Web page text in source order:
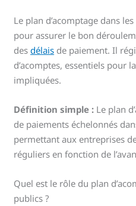
Le plan d’acomptage dans
pour assurer le bon
desdélais de paiement. Il
d’acomptes, essentiels pour
impliquées.
Définition simple : Le plan
de paiements échelonnés
permettant aux entreprises
réguliers en fonction de
Quel est le rôle du plan
publics ?